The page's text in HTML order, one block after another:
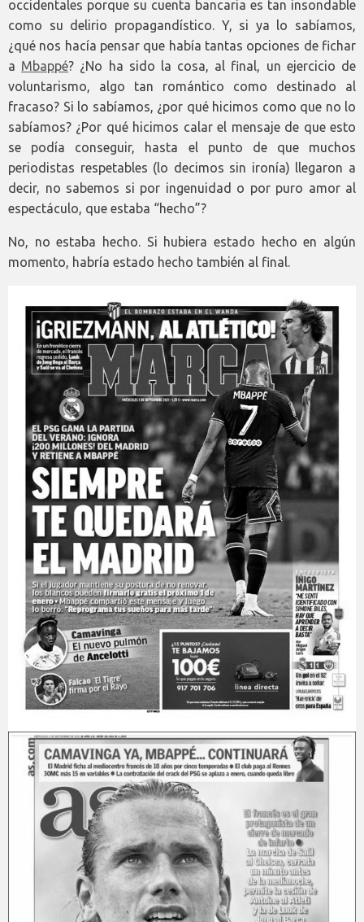
occidentales porque su cuenta bancaria es tan insondable
como su delirio propagandístico. Y, si ya lo sabíamos,
¿qué nos hacía pensar que había tantas opciones de fichar
a Mbappé? ¿No ha sido la cosa, al final, un ejercicio de
voluntarismo, algo tan romántico como destinado al
fracaso? Si lo sabíamos, ¿por qué hicimos como que no lo
sabíamos? ¿Por qué hicimos calar el mensaje de que esto
se podía conseguir, hasta el punto de que muchos
periodistas respetables (lo decimos sin ironía) llegaron a
decir, no sabemos si por ingenuidad o por puro amor al
espectáculo, que estaba “hecho”?
No, no estaba hecho. Si hubiera estado hecho en algún
momento, habría estado hecho también al final.